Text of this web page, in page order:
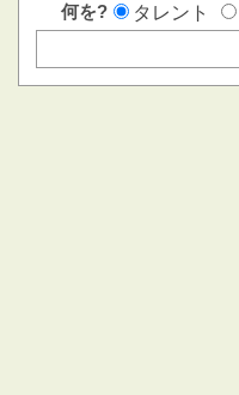
何を? タレント